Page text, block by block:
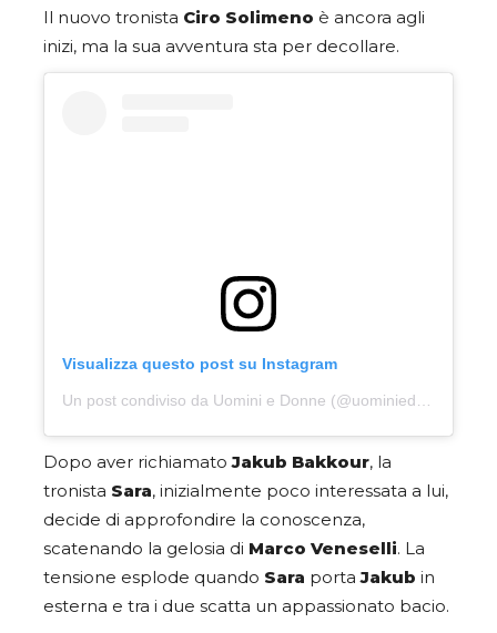
Il nuovo tronista Ciro Solimeno è ancora agli
inizi, ma la sua avventura sta per decollare.
Visualizza questo post su Instagram
Un post condiviso da Uomini e Donne (@uominiedonne)
Dopo aver richiamatoJakub Bakkour, la
tronista Sara, inizialmente poco interessata a lui,
decide di approfondire la conoscenza,
scatenando la gelosia di Marco Veneselli. La
tensione esplode quando Sara portaJakub in
esterna e tra i due scatta un appassionato bacio.